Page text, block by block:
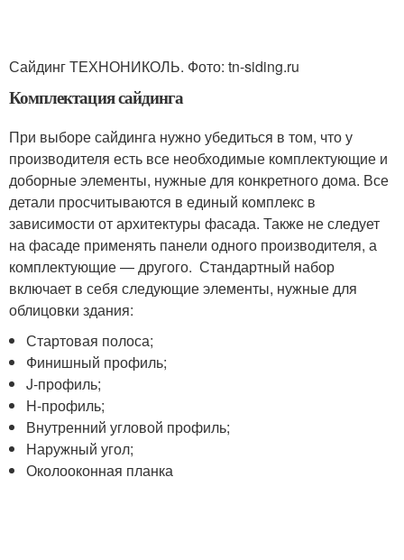
Сайдинг ТЕХНОНИКОЛЬ. Фото: tn-siding.ru
Комплектация сайдинга
При выборе сайдинга нужно убедиться в том, что у
производителя есть все необходимые комплектующие и
доборные элементы, нужные для конкретного дома. Все
детали просчитываются в единый комплекс в
зависимости от архитектуры фасада. Также не следует
на фасаде применять панели одного производителя, а
комплектующие — другого. Стандартный набор
включает в себя следующие элементы, нужные для
облицовки здания:
Стартовая полоса;
Финишный профиль;
J-профиль;
H-профиль;
Внутренний угловой профиль;
Наружный угол;
Околооконная планка